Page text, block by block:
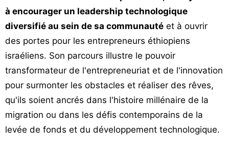
à encourager un leadership technologique
diversifié au sein de sa communauté et à ouvrir
des portes pour les entrepreneurs éthiopiens
israéliens. Son parcours illustre le pouvoir
transformateur de l'entrepreneuriat et de l'innovation
pour surmonter les obstacles et réaliser des rêves,
qu'ils soient ancrés dans l'histoire millénaire de la
migration ou dans les défis contemporains de la
levée de fonds et du développement technologique.